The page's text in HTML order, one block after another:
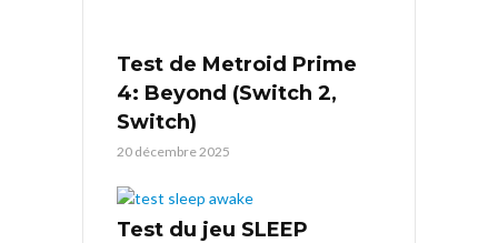
Test de Metroid Prime
4: Beyond (Switch 2,
Switch)
20 décembre 2025
Test du jeu SLEEP